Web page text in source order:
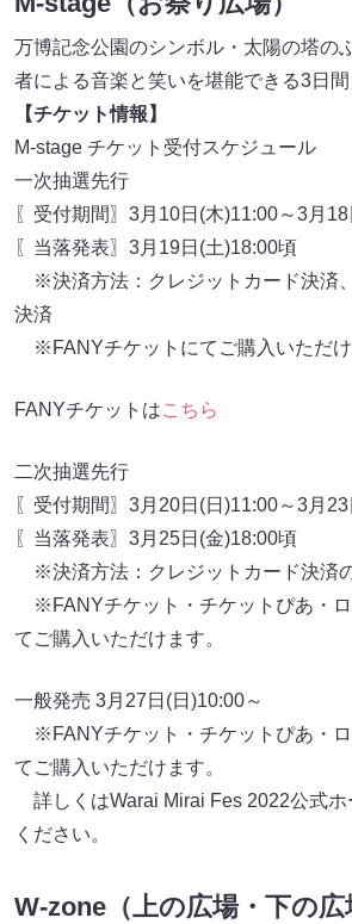
万博記念公園のシンボル・太陽の塔の
者による音楽と笑いを堪能できる3日間
【チケット情報】
M-stage チケット受付スケジュール
一次抽選先行
〖受付期間〗3月10日(木)11:00～3月
〖当落発表〗3月19日(土)18:00頃
※決済方法：クレジットカード決済
決済
※FANYチケットにてご購入いただけ
FANYチケットはこちら
二次抽選先行
〖受付期間〗3月20日(日)11:00～3月
〖当落発表〗3月25日(金)18:00頃
※決済方法：クレジットカード決済
※FANYチケット・チケットぴあ・ロ
てご購入いただけます。
一般発売 3月27日(日)10:00～
※FANYチケット・チケットぴあ・ロ
てご購入いただけます。
詳しくはWarai Mirai Fes 2022公式ホ
ください。
W-zone（上の広場・下の広